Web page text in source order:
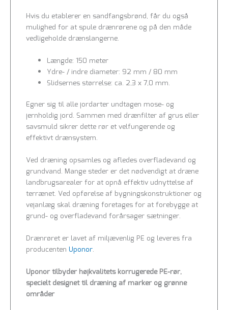
Hvis du etablerer en sandfangsbrønd, får du også
mulighed for at spule drænrørene og på den måde
vedligeholde drænslangerne.
Længde: 150 meter
Ydre- / indre diameter: 92 mm / 80 mm
Slidsernes størrelse: ca. 2,3 x 7,0 mm.
Egner sig til alle jordarter undtagen mose- og
jernholdig jord. Sammen med drænfilter af grus eller
savsmuld sikrer dette rør et velfungerende og
effektivt drænsystem.
Ved dræning opsamles og afledes overfladevand og
grundvand. Mange steder er det nødvendigt at dræne
landbrugsarealer for at opnå effektiv udnyttelse af
terrænet. Ved opførelse af bygningskonstruktioner og
vejanlæg skal dræning foretages for at forebygge at
grund- og overfladevand forårsager sætninger.
Drænrøret er lavet af miljævenlig PE og leveres fra
producenten Uponor.
Uponor tilbyder højkvalitets korrugerede PE-rør,
specielt designet til dræning af marker og grønne
områder